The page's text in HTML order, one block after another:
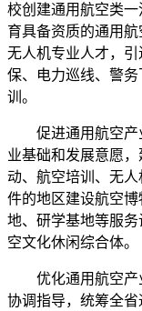
校创建通用航空类
育具备资质的通用
无人机专业人才，
保、电力巡线、警
训。
促进通用航空
业基础和发展意愿
动、航空培训、无
件的地区建设航空
地、研学基地等服
空文化休闲综合体。
优化通用航空
协调指导，统筹全省